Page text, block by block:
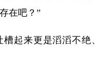
在吧？”
起来更是滔滔不绝、